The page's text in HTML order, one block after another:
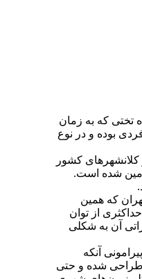
ورزشگاه تختی که به زمان
بوده و در نوع
کلانشهرهای کشور
تقریبی ۲۱ متر برای آن تأمین شده است.
تهران که همین
حداکثری از توان
آن به شکلی
آنکه
طراحی شده و حتی